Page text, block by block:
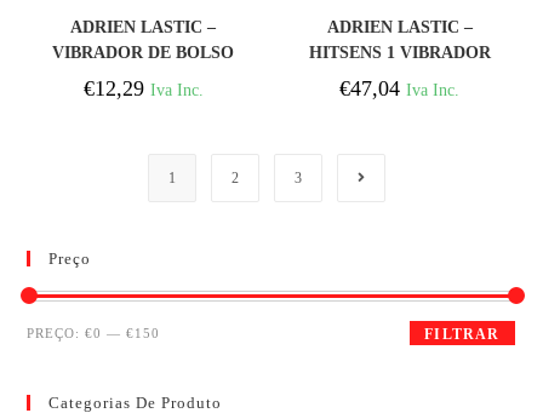
ADRIEN LASTIC –
VIBRADOR DE BOLSO
FLIPPY GOLFINHO
€12,29 Iva Inc.
ADRIEN LASTIC –
HITSENS 1 VIBRADOR
DE SILICONE AZUL
€47,04 Iva Inc.
1 2 3
Preço
FILTRAR
PREÇO:€0 —€150
Categorias De Produto